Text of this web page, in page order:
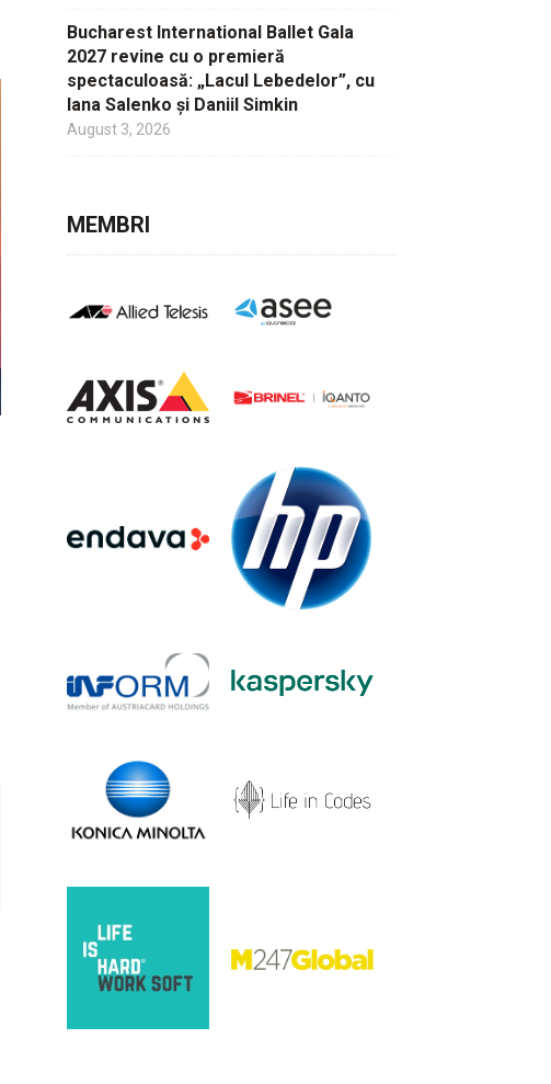
Bucharest International Ballet Gala
2027 revine cu o premieră
spectaculoasă: „Lacul Lebedelor”, cu
Iana Salenko și Daniil Simkin
August 3, 2026
MEMBRI